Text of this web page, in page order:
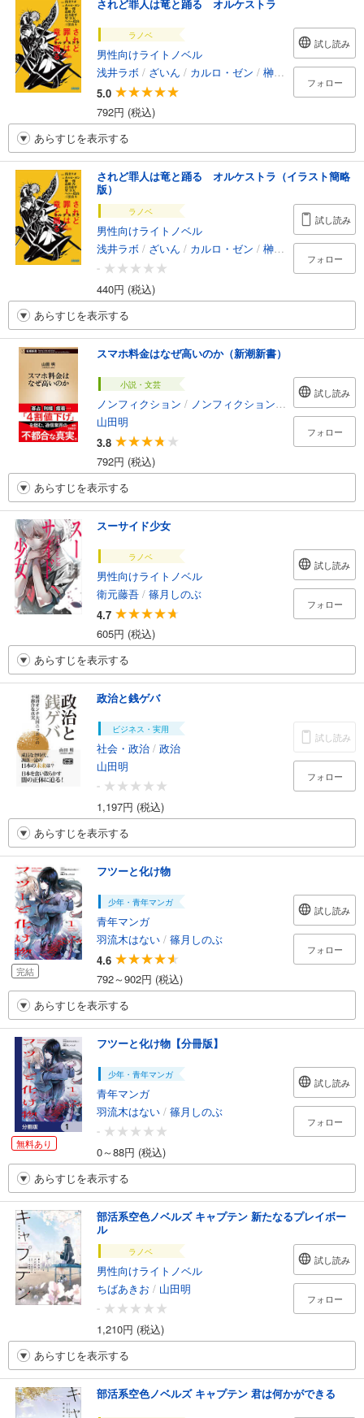
されど罪人は竜と踊る オルケストラ
ラノベ
男性向けライトノベル
浅井ラボ / ざいん / カルロ・ゼン / 榊一郎 /高殿円/長
5.0
792円 (税込)
試し読み
フォロー
あらすじを表示する
されど罪人は竜と踊る オルケストラ（イラスト簡略
版）
ラノベ
男性向けライトノベル
浅井ラボ / ざいん / カルロ・ゼン / 榊一郎 /高殿円/長
-
440円 (税込)
試し読み
フォロー
あらすじを表示する
スマホ料金はなぜ高いのか（新潮新書）
小説・文芸
ノンフィクション / ノンフィクション・ドキュメンタリー
山田明
3.8
792円 (税込)
試し読み
フォロー
あらすじを表示する
スーサイド少女
ラノベ
男性向けライトノベル
衛元藤吾 / 篠月しのぶ
4.7
605円 (税込)
試し読み
フォロー
あらすじを表示する
政治と銭ゲバ
ビジネス・実用
社会・政治 / 政治
山田明
-
1,197円 (税込)
試し読み
フォロー
あらすじを表示する
完結
フツーと化け物
少年・青年マンガ
青年マンガ
羽流木はない / 篠月しのぶ
4.6
792～902円 (税込)
試し読み
フォロー
あらすじを表示する
無料あり
フツーと化け物【分冊版】
少年・青年マンガ
青年マンガ
羽流木はない / 篠月しのぶ
-
0～88円 (税込)
試し読み
フォロー
あらすじを表示する
部活系空色ノベルズ キャプテン 新たなるプレイボー
ル
ラノベ
男性向けライトノベル
ちばあきお / 山田明
-
1,210円 (税込)
試し読み
フォロー
あらすじを表示する
部活系空色ノベルズ キャプテン 君は何かができる